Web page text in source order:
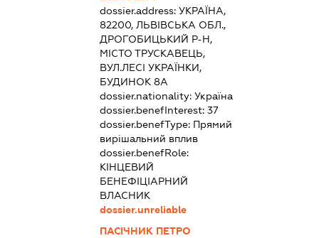
dossier.address:УКРАЇНА,
82200, ЛЬВІВСЬКА ОБЛ.,
ДРОГОБИЦЬКИЙ Р-Н,
МІСТО ТРУСКАВЕЦЬ,
ВУЛ.ЛЕСІ УКРАЇНКИ,
БУДИНОК 8А
dossier.nationality:Україна
dossier.benefInterest:37
dossier.benefType: Прямий
вирішальний вплив
dossier.benefRole:
КІНЦЕВИЙ
БЕНЕФІЦІАРНИЙ
ВЛАСНИК
dossier.unreliable
ПАСІЧНИК ПЕТРО